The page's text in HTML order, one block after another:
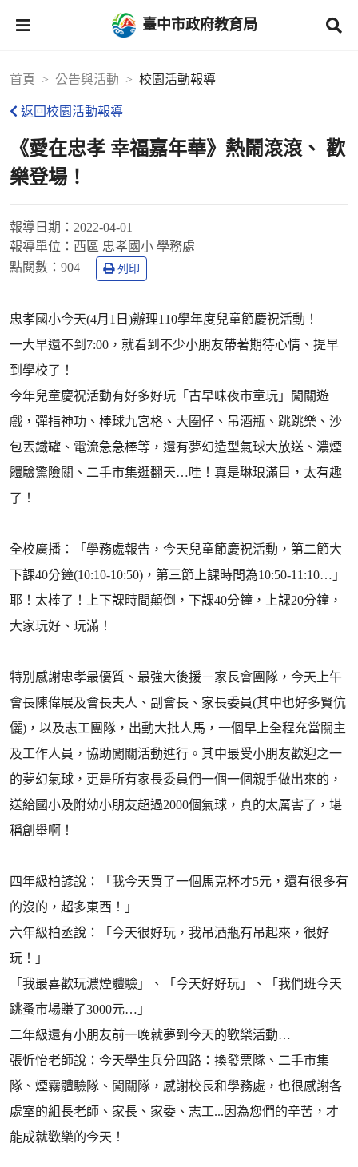
臺中市政府教育局
首頁 公告與活動 校園活動報導
返回校園活動報導
《愛在忠孝 幸福嘉年華》熱鬧滾滾、 歡
樂登場！
報導日期： 2022-04-01
報導單位： 西區 忠孝國小 學務處
點閱數： 904 列印
忠孝國小今天(4月1日)辦理110學年度兒童節慶祝活動！
一大早還不到7:00，就看到不少小朋友帶著期待心情、提早
到學校了！
今年兒童慶祝活動有好多好玩「古早味夜市童玩」闖關遊
戲，彈指神功、棒球九宮格、大圈仔、吊酒瓶、跳跳樂、沙
包丟鐵罐、電流急急棒等，還有夢幻造型氣球大放送、濃煙
體驗驚險關、二手市集逛翻天…哇！真是琳琅滿目，太有趣
了！
全校廣播：「學務處報告，今天兒童節慶祝活動，第二節大
下課40分鐘(10:10-10:50)，第三節上課時間為10:50-11:10…」
耶！太棒了！上下課時間顛倒，下課40分鐘，上課20分鐘，
大家玩好、玩滿！
特別感謝忠孝最優質、最強大後援－家長會團隊，今天上午
會長陳偉展及會長夫人、副會長、家長委員(其中也好多賢伉
儷)，以及志工團隊，出動大批人馬，一個早上全程充當關主
及工作人員，協助闖關活動進行。其中最受小朋友歡迎之一
的夢幻氣球，更是所有家長委員們一個一個親手做出來的，
送給國小及附幼小朋友超過2000個氣球，真的太厲害了，堪
稱創舉啊！
四年級柏諺說：「我今天買了一個馬克杯才5元，還有很多有
的沒的，超多東西！」
六年級柏丞說：「今天很好玩，我吊酒瓶有吊起來，很好
玩！」
「我最喜歡玩濃煙體驗」、「今天好好玩」、「我們班今天
跳蚤市場賺了3000元…」
二年級還有小朋友前一晚就夢到今天的歡樂活動…
張忻怡老師說：今天學生兵分四路：換發票隊、二手市集
隊、煙霧體驗隊、闖關隊，感謝校長和學務處，也很感謝各
處室的組長老師、家長、家委、志工...因為您們的辛苦，才
能成就歡樂的今天！